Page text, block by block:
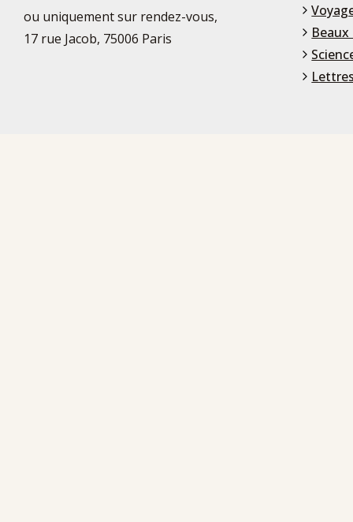
ou uniquement sur rendez-vous,
17 rue Jacob, 75006 Paris